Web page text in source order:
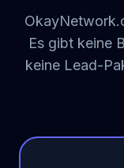
Es gibt keine
keine Lead-